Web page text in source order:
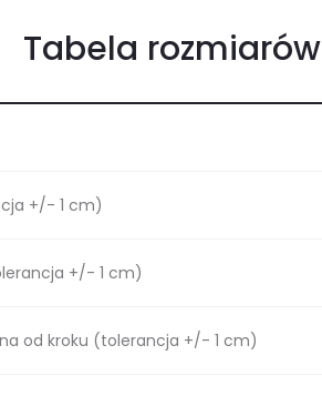
Tabela rozmiarów
+/- 1 cm)
+/- 1 cm)
od kroku (tolerancja +/- 1 cm)